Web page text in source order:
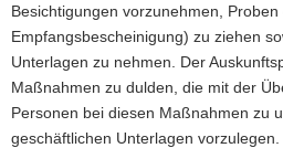
a
t
i
o
n
Besichtigungen vorzunehmen,
Empfangsbescheinigung) zu ziehen
Unterlagen zu nehmen. Der
Maßnahmen zu dulden, die mit der
Personen bei diesen Maßnahmen zu
geschäftlichen Unterlagen vorzulegen.